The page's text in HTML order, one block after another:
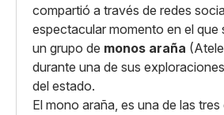
compartió a través de redes
espectacular momento en el
un grupo de monos araña
durante una de sus
del estado.
El mono araña, es una de las